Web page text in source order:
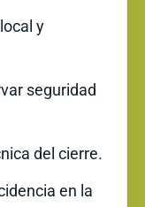
y
seguridad
del cierre.
en la